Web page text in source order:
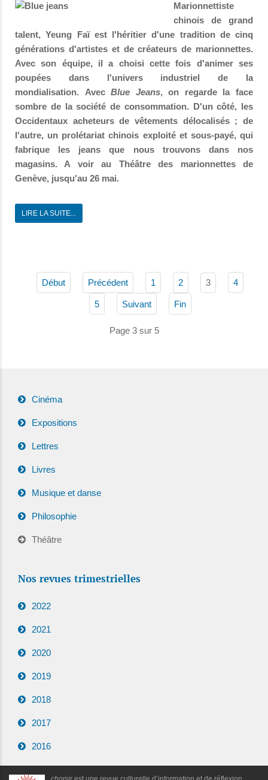
Marionnettiste
chinois de grand
talent, Yeung Faï est l'héritier d'une tradition de cinq
générations d'artistes et de créateurs de marionnettes.
Avec son équipe, il a choisi cette fois d'animer ses
poupées dans l'univers industriel de la
mondialisation. AvecBlue Jeans, on regarde la face
sombre de la société de consommation. D'un côté, les
Occidentaux acheteurs de vêtements délocalisés ; de
l'autre, un prolétariat chinois exploité et sous-payé, qui
fabrique les jeans que nous trouvons dans nos
magasins.A voir au Théâtre des marionnettes de
Genève, jusqu'au 26 mai.
LIRE LA SUITE...
Début Précédent 1 2 3 4
5 Suivant Fin
Page 3 sur 5
Cinéma
Expositions
Lettres
Livres
Musique et danse
Philosophie
Théâtre
Nos revues trimestrielles
2022
2021
2020
2019
2018
2017
2016